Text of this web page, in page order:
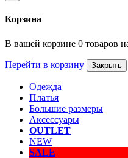
Корзина
В вашей корзине 0 товаров
Перейти в корзину Закрыть
Одежда
Платья
Большие размеры
Аксессуары
OUTLET
NEW
SALE